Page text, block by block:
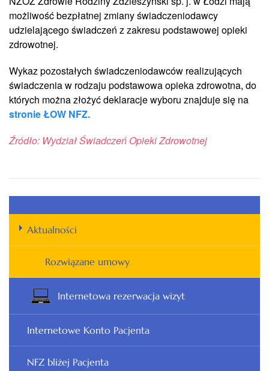
możliwość bezpłatnej zmiany świadczeniodawcy
udzielającego świadczeń z zakresu podstawowej opieki
zdrowotnej.
Wykaz pozostałych świadczeniodawców realizujących
świadczenia w rodzaju podstawowa opieka zdrowotna, do
których można złożyć deklaracje wyboru znajduje się na
stronie ŁOW NFZ.
Źródło: Wydział Świadczeń Opieki Zdrowotnej
Aktualności
Rozwiązane umowy
Internetowa rezerwacja wizyt
Internetowe Konto Pacjenta
NFZ bliżej Pacjenta